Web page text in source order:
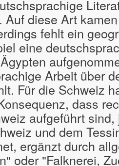
Auf diese Art
fehlt ein
eine
Arbeit über
Für die Schweiz
dass
aufgeführt
und dem
ergänzt durch
oder "Falknerei,